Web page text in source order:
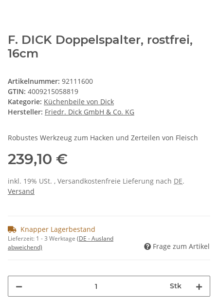
F. DICK Doppelspalter, rostfrei,
16cm
Artikelnummer: 92111600
GTIN: 4009215058819
Kategorie: Küchenbeile von Dick
Hersteller: Friedr. Dick GmbH & Co. KG
Robustes Werkzeug zum Hacken und Zerteilen von Fleisch
239,10 €
inkl. 19% USt. , Versandkostenfreie Lieferung nach DE.
Versand
Knapper Lagerbestand
Lieferzeit: 1 - 3 Werktage (DE - Ausland
abweichend)
Frage zum Artikel
Stk